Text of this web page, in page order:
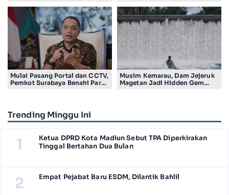
Ribu
Aman Kota Surabaya
Mulai Pasang Portal dan CCTV,
Pemkot Surabaya Benahi Parkir
Musim Kemarau, Dam Jejeruk
Magetan Jadi Hidden Gem
Trending Minggu Ini
1
Ketua DPRD Kota Madiun Sebut TPA Diperkirakan
Tinggal Bertahan Dua Bulan
2 Empat Pejabat Baru ESDM, Dilantik Bahlil